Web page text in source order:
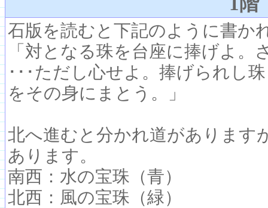
石版を読むと下記のように書か
「対となる珠を台座に捧げよ
･･･ただし心せよ。捧げられし
をその身にまとう。」
北へ進むと分かれ道があります
あります。
南西：水の宝珠（青）
北西：風の宝珠（緑）